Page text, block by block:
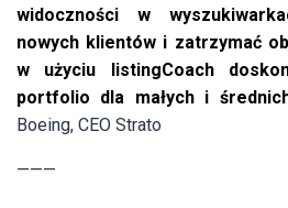
widoczności w
nowych klientów i zatrzymać
w użyciu listingCoach
portfolio dla małych i
Boeing, CEO Strato
———